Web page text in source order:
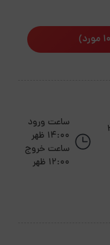
ساعت ورود
14:00 ظهر
ساعت خروج
12:00 ظهر